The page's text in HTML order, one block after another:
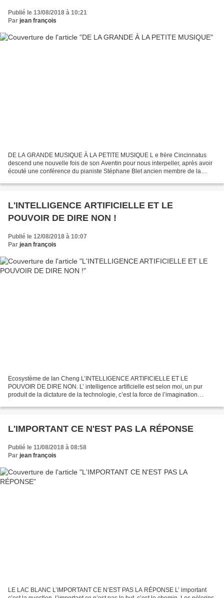
Publié le 13/08/2018 à 10:21
Par jean françois
DE LA GRANDE MUSIQUE À LA PETITE MUSIQUE L e frère Cincinnatus
descend une nouvelle fois de son Aventin pour nous interpeller, après avoir
écouté une conférence du pianiste Stéphane Blet ancien membre de la
L'INTELLIGENCE ARTIFICIELLE ET LE
POUVOIR DE DIRE NON !
Publié le 12/08/2018 à 10:07
Par jean françois
Ecosystème de Ian Cheng L’INTELLIGENCE ARTIFICIELLE ET LE
POUVOIR DE DIRE NON. L’ intelligence artificielle est selon moi, un pur
produit de la dictature de la technologie, c’est la force de l’imagination
L'IMPORTANT CE N'EST PAS LA RÉPONSE
Publié le 11/08/2018 à 08:58
Par jean françois
LE LAC BLANC L’IMPORTANT CE N’EST PAS LA RÉPONSE L’ important